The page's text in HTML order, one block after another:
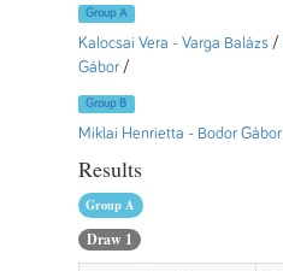
Group A
Kalocsai Vera - Varga Balázs /
Gábor /
Group B
Miklai Henrietta - Bodor Gábor
Results
Group A
Draw 1